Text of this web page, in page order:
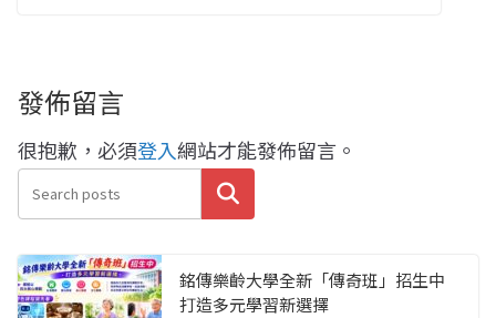
發佈留言
很抱歉，必須登入網站才能發佈留言。
搜尋
銘傳樂齡大學全新「傳奇班」招生中
打造多元學習新選擇